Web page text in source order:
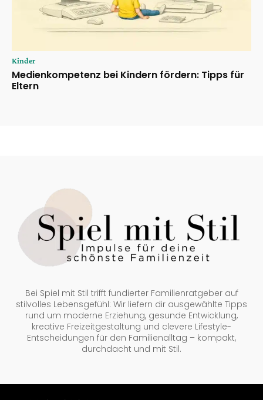
Kinder
Medienkompetenz bei Kindern fördern: Tipps für
Eltern
Bei Spiel mit Stil trifft fundierter Familienratgeber auf
stilvolles Lebensgefühl: Wir liefern dir ausgewählte Tipps
rund um moderne Erziehung, gesunde Entwicklung,
kreative Freizeitgestaltung und clevere Lifestyle-
Entscheidungen für den Familienalltag – kompakt,
durchdacht und mit Stil.